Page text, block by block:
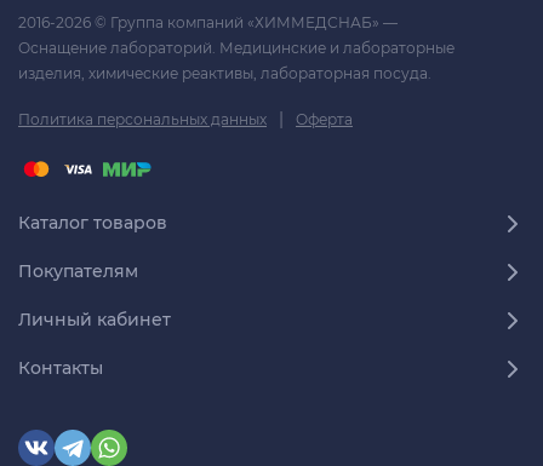
2016-2026 © Группа компаний «ХИММЕДСНАБ» —
Оснащение лабораторий. Медицинские и лабораторные
изделия, химические реактивы, лабораторная посуда.
Политика персональных данных | Оферта
Каталог товаров
Покупателям
Личный кабинет
Контакты